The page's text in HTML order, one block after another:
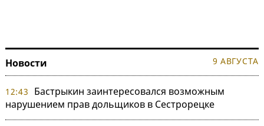
Новости 9 АВГУСТА
12:43
Бастрыкин заинтересовался возможным
нарушением прав дольщиков в Сестрорецке